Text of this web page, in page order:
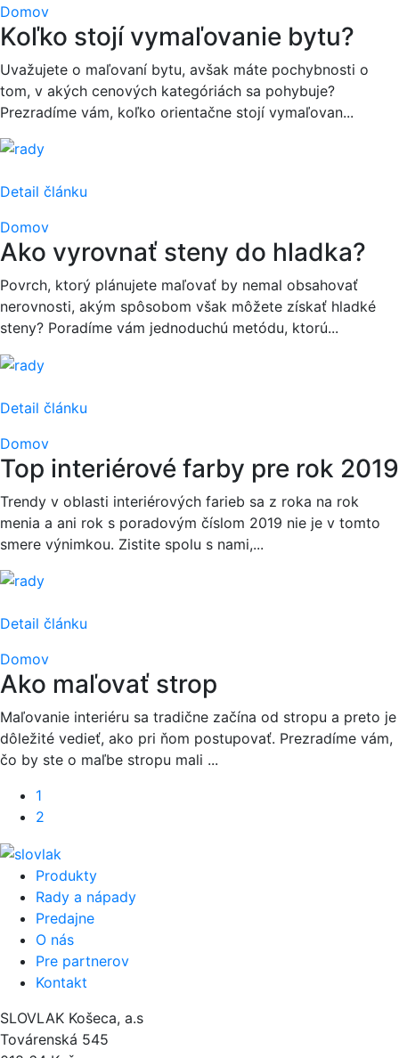
Domov
Koľko stojí vymaľovanie bytu?
Uvažujete o maľovaní bytu, avšak máte pochybnosti o
tom, v akých cenových kategóriách sa pohybuje?
Prezradíme vám, koľko orientačne stojí vymaľovan...
Detail článku
Domov
Ako vyrovnať steny do hladka?
Povrch, ktorý plánujete maľovať by nemal obsahovať
nerovnosti, akým spôsobom však môžete získať hladké
steny? Poradíme vám jednoduchú metódu, ktorú...
Detail článku
Domov
Top interiérové farby pre rok 2019
Trendy v oblasti interiérových farieb sa z roka na rok
menia a ani rok s poradovým číslom 2019 nie je v tomto
smere výnimkou. Zistite spolu s nami,...
Detail článku
Domov
Ako maľovať strop
Maľovanie interiéru sa tradične začína od stropu a preto je
dôležité vedieť, ako pri ňom postupovať. Prezradíme vám,
čo by ste o maľbe stropu mali ...
1
2
Produkty
Rady a nápady
Predajne
O nás
Pre partnerov
Kontakt
SLOVLAK Košeca, a.s
Továrenská 545